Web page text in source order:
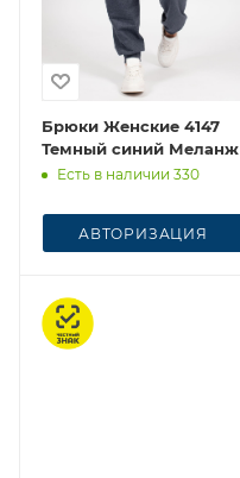
Брюки Женские 4147
Темный синий Меланж
Есть в наличии 330
АВТОРИЗАЦИЯ
Честный знак